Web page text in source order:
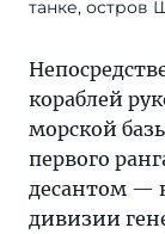
танке, остров
кораблей
морской
первого
десантом —
дивизии